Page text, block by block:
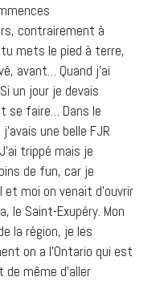
contrairement à
tu mets le pied à terre,
avant… Quand j’ai
un jour je devais
se faire… Dans le
une belle FJR
trippé mais je
de fun, car je
moi on venait d’ouvrir
le Saint-Exupéry. Mon
la région, je les
on a l’Ontario qui est
même d’aller